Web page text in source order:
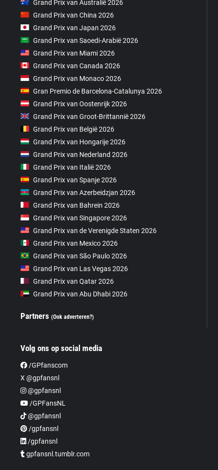
Grand Prix van Australië 2026
Grand Prix van China 2026
Grand Prix van Japan 2026
Grand Prix van Saoedi-Arabië 2026
Grand Prix van Miami 2026
Grand Prix van Canada 2026
Grand Prix van Monaco 2026
Gran Premio de Barcelona-Catalunya 2026
Grand Prix van Oostenrijk 2026
Grand Prix van Groot-Brittannië 2026
Grand Prix van België 2026
Grand Prix van Hongarije 2026
Grand Prix van Nederland 2026
Grand Prix van Italië 2026
Grand Prix van Spanje 2026
Grand Prix van Azerbeidzjan 2026
Grand Prix van Bahrein 2026
Grand Prix van Singapore 2026
Grand Prix van de Verenigde Staten 2026
Grand Prix van Mexico 2026
Grand Prix van São Paulo 2026
Grand Prix van Las Vegas 2026
Grand Prix van Qatar 2026
Grand Prix van Abu Dhabi 2026
Partners(Ook adverteren?)
Volg ons op social media
/GPfanscom
X @gpfansnl
@gpfansnl
/GPFansNL
@gpfansnl
/gpfansnl
/gpfansnl
gpfansnl.tumblr.com